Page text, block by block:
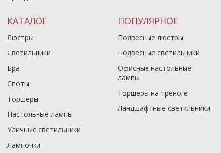
КАТАЛОГ
Люстры
Светильники
Бра
Споты
Торшеры
Настольные лампы
Уличные светильники
Лампочки
ПОПУЛЯРНОЕ
Подвесные люстры
Подвесные светильники
Офисные настольные
лампы
Торшеры на треноге
Ландшафтные светильники